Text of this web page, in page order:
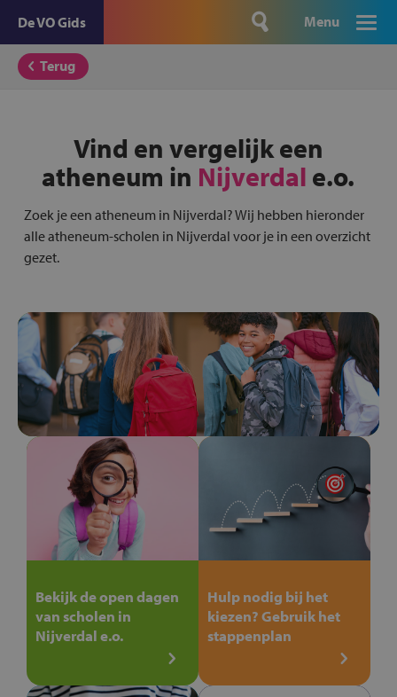
De VO Gids Menu
Terug
Vind en vergelijk een
atheneum in Nijverdal e.o.
Zoek je een atheneum in Nijverdal? Wij hebben hieronder
alle atheneum-scholen in Nijverdal voor je in een overzicht
gezet.
Bekijk de open dagen
van scholen in
Nijverdal e.o.
Hulp nodig bij het
kiezen? Gebruik het
stappenplan